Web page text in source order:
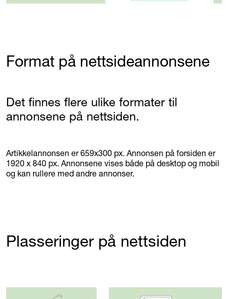
Format på nettsideannonsene
Det finnes flere ulike formater til
annonsene på nettsiden.
Artikkelannonsen er659x300 px. Annonsen på forsiden er
1920 x 840 px. Annonsene vises både på desktop og mobil
og kan rullere med andre annonser.
Plasseringer på nettsiden